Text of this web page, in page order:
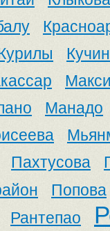
Манадо
Пахтусова
Попова
Рантепао